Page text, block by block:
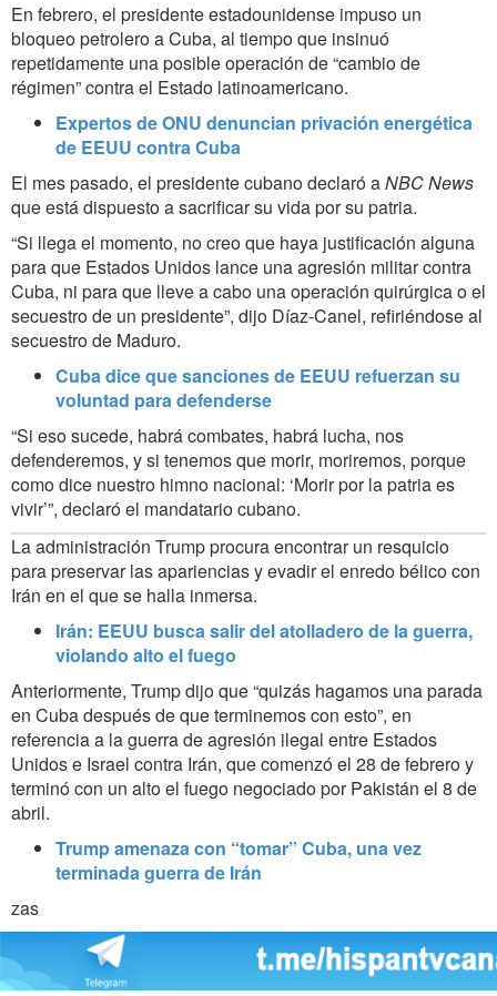
En febrero, el presidente estadounidense impuso un
bloqueo petrolero a Cuba, al tiempo que insinuó
repetidamente una posible operación de “cambio de
régimen” contra el Estado latinoamericano.
Expertos de ONU denuncian privación energética
de EEUU contra Cuba
El mes pasado, el presidente cubano declaró aNBC News
que está dispuesto a sacrificar su vida por su patria.
“Si llega el momento, no creo que haya justificación alguna
para que Estados Unidos lance una agresión militar contra
Cuba, ni para que lleve a cabo una operación quirúrgica o el
secuestro de un presidente”, dijo Díaz-Canel, refiriéndose al
secuestro de Maduro.
Cuba dice que sanciones de EEUU refuerzan su
voluntad para defenderse
“Si eso sucede, habrá combates, habrá lucha, nos
defenderemos, y si tenemos que morir, moriremos, porque
como dice nuestro himno nacional: ‘Morir por la patria es
vivir’”, declaró el mandatario cubano.
La administración Trump procura encontrar un resquicio
para preservar las apariencias y evadir el enredo bélico con
Irán en el que se halla inmersa.
Irán: EEUU busca salir del atolladero de la guerra,
violando alto el fuego
Anteriormente, Trump dijo que “quizás hagamos una parada
en Cuba después de que terminemos con esto”, en
referencia a la guerra de agresión ilegal entre Estados
Unidos e Israel contra Irán, que comenzó el 28 de febrero y
terminó con un alto el fuego negociado por Pakistán el 8 de
abril.
Trump amenaza con “tomar” Cuba, una vez
terminada guerra de Irán
zas